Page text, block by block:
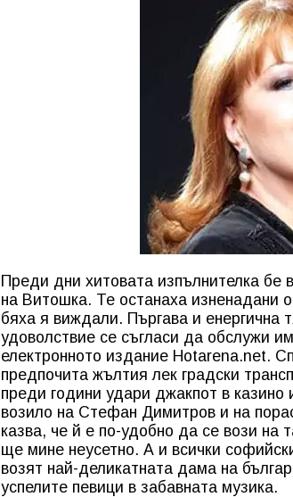
Преди дни хитовата изпълнителка бе
на Витошка. Те останаха изненадани
бяха я виждали. Пъргава и енергична
удоволствие се съгласи да обслужи
електронното издание Hotarena.net.
предпочита жълтия лек градски
преди години удари джакпот в
возило на Стефан Димитров и на
казва, че й е по-удобно да се вози
ще мине неусетно. А и всички
возят най-деликатната дама на
успелите певици в забавната